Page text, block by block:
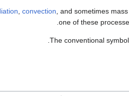
convection , and sometimes
one of these
The conventional